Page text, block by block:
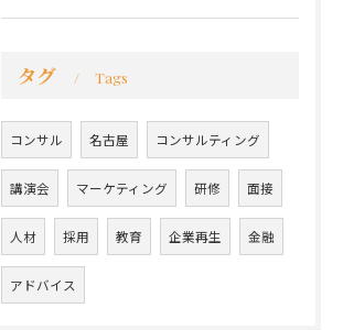
タグ Tags
コンサル 名古屋 コンサルティング
講演会 マーケティング 研修 面接
人材 採用 教育 企業再生 金融
アドバイス